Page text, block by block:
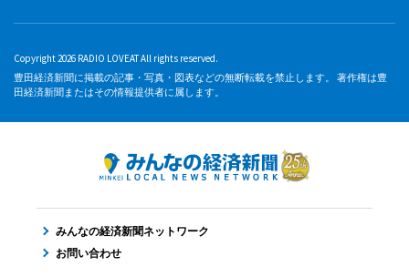
Copyright 2026 RADIO LOVEAT All rights reserved.
豊田経済新聞に掲載の記事・写真・図表などの無断転載を禁止します。 著作権は豊
田経済新聞またはその情報提供者に属します。
みんなの経済新聞ネットワーク
お問い合わせ